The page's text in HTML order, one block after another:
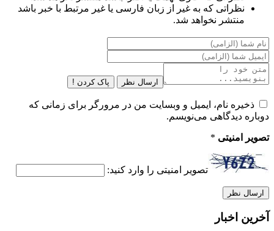
نظراتی که به غیر از زبان فارسی یا غیر مرتبط با خبر باشد
منتشر نخواهد شد.
ارسال نظر پاک کردن !
ذخیره نام، ایمیل و وبسایت من در مرورگر برای زمانی که
دوباره دیدگاهی می‌نویسم.
تصویر امنیتی *
تصویر امنیتی را وارد کنید:
آخرین اخبار